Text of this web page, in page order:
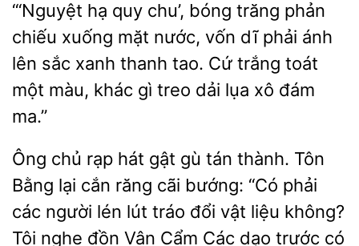
“‘Nguyệt hạ quy chu’, bóng trăng phản
chiếu xuống mặt
vốn
ánh
lên sắc xanh thanh tao. Cứ trắng toát
một màu, khác gì treo dải lụa xô đám
ma.”
Ông chủ rạp hát gật gù tán thành. Tôn
Bằng lại cắn răng cãi bướng: “Có phải
các người
lút tráo đổi vật liệu không?
Tôi nghe đồn
Các dạo trước có